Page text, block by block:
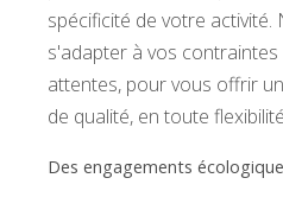
spécificité de votre
s'adapter à vos
attentes, pour vous offrir
de qualité, en toute
Des engagements